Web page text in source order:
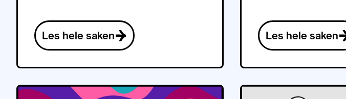
Les hele saken Les hele saken